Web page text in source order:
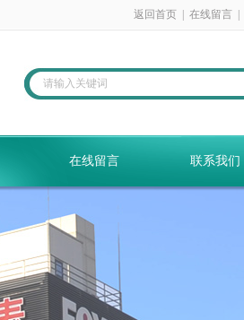
返回首页 在线留言
在线留言 联系我们